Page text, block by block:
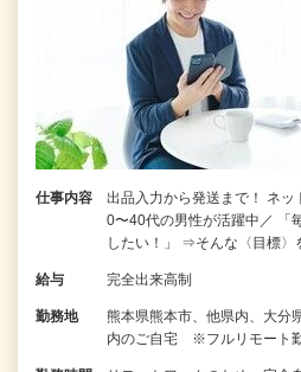
仕事内容
出品入力から発送まで！ ネ
0〜40代の男性が活躍中／ 「
したい！」 ⇒そんな〈目標
給与 完全出来高制
勤務地
熊本県熊本市、他県内、大分
内のご自宅 ※フルリモート